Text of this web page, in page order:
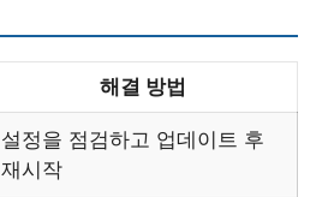
해결 방법
설정을 점검하고 업데이트 후
재시작